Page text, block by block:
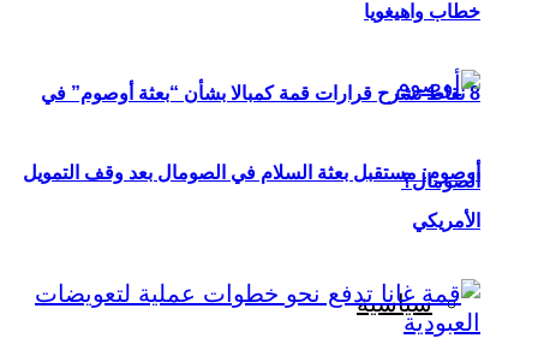
8 نقاط تشرح قرارات قمة كمبالا بشأن “بعثة أوصوم” في
الصومال؟
سياسية
خطاب واهيغويا
أوصوم: مستقبل بعثة السلام في الصومال بعد وقف التمويل
الأمريكي